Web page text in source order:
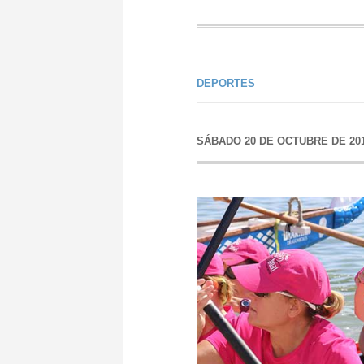
DEPORTES
SÁBADO 20 DE OCTUBRE DE